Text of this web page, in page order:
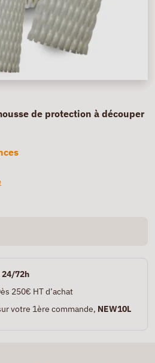
de protection à découper
72h
250€ HT d’achat
votre 1ère commande, NEW10L